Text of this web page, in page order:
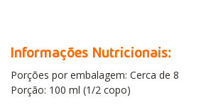
Informações Nutricionais:
Porções por embalagem: Cerca de 8
Porção: 100 ml (1/2 copo)